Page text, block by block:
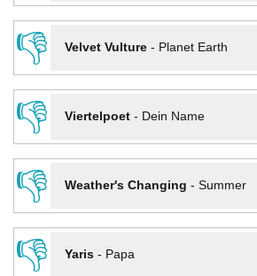
👎
Velvet Vulture- Planet Earth
👎
Viertelpoet- Dein Name
👎
Weather's Changing - Summer
👎
Yaris- Papa